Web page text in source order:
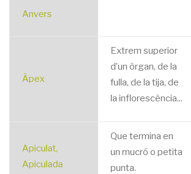
Anvers
Àpex
Extrem superior
d’un òrgan, de la
fulla, de la tija, de
la inflorescència...
Apiculat,
Apiculada
Que termina en
un mucró o petita
punta.